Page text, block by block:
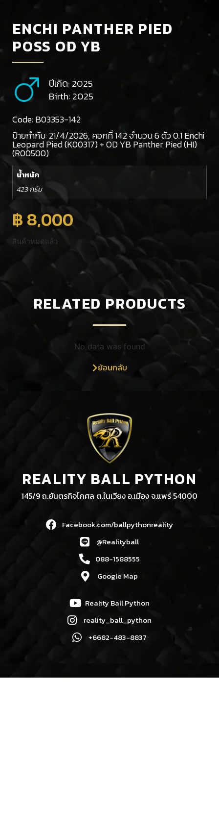
ENCHI PANTHER PIED
POSS OD YB
ปีเกิด: 2025
Birth: 2025
Code: B03353-142
ป้ายกำกับ:21/4/2026, คอกที่ 142 จำนวน 6 ตัว 0.1 Enchi
Leopard Pied (K00317) + OD YB Panther Pied (HI)
(R00500)
น้ำหนัก
423 กรัม
฿8,000
สินค้าหมดแล้ว
RELATED PRODUCTS
No data was found
ย้อนกลับ
REALITY BALL PYTHON
145/9 ถ.ยันตรกิจโกศล ต.ในเวียง อ.เมือง จ.แพร่ 54000
Facebook.com/ballpythonreality
@Realityball
088-1588555
Google Map
Reality Ball Python
reality_ball_python
+6682-483-8837